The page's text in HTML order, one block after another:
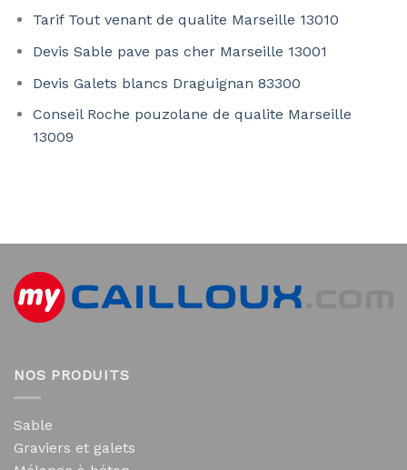
Tarif Tout venant de qualite Marseille 13010
Devis Sable pave pas cher Marseille 13001
Devis Galets blancs Draguignan 83300
Conseil Roche pouzolane de qualite Marseille
13009
NOS PRODUITS
Sable
Graviers et galets